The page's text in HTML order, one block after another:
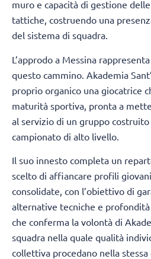
muro e capacità di gestione
tattiche, costruendo una
del sistema di squadra.
L’approdo a Messina
questo cammino. Akademia
proprio organico una giocatrice
maturità sportiva, pronta a
al servizio di un gruppo
campionato di alto livello.
Il suo innesto completa un
scelto di affiancare profili
consolidate, con l’obiettivo di
alternative tecniche e profondità
che conferma la volontà di
squadra nella quale qualità
collettiva procedano nella stessa